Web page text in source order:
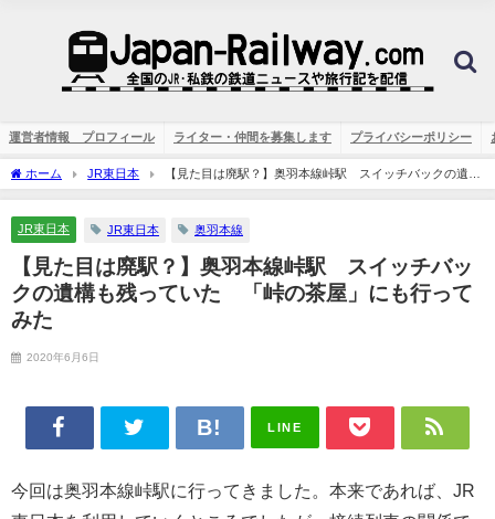
運営者情報 プロフィール ライター・仲間を募集します プライバシーポリシー
ホーム JR東日本
【見た目は廃駅？】奥羽本線峠駅 スイッチバックの遺構
も残っていた 「峠の茶屋」にも行ってみた
JR東日本 JR東日本 奥羽本線
【見た目は廃駅？】奥羽本線峠駅 スイッチバッ
クの遺構も残っていた 「峠の茶屋」にも行って
みた
2020年6月6日
LINE
今回は奥羽本線峠駅に行ってきました。本来であれば、JR